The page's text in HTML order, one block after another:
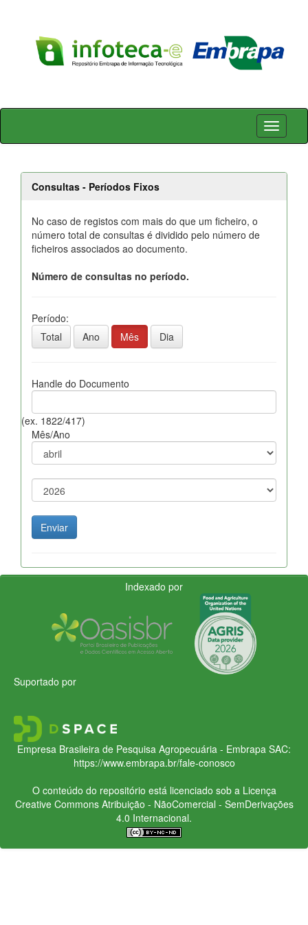
Skip
Consultas - Períodos Fixos
No caso de registos com mais do que um ficheiro, o
número total de consultas é dividido pelo número de
ficheiros associados ao documento.
Número de consultas no período.
Período:
Total
Ano Mês Dia
Handle do Documento
(ex. 1822/417)
Mês/Ano
Indexado por
Suportado por
Empresa Brasileira de Pesquisa Agropecuária - Embrapa SAC:
https://www.embrapa.br/fale-conosco
O conteúdo do repositório está licenciado sob a Licença
Creative CommonsAtribuição - NãoComercial - SemDerivações
4.0 Internacional.